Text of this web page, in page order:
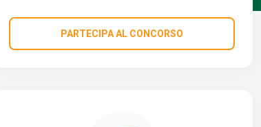
PARTECIPA AL CONCORSO